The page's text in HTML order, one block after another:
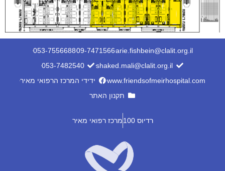
arie.fishbein@clalit.org.il
09-7471566
053-7556688
shaked.mali@clalit.org.il
053-7482540
www.friendsofmeirhospital.com
ידידי המרכז הרפואי מאיר
תקנון האתר
רדיוס 100 מרכז רפואי מאיר